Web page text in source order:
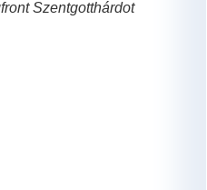
Szentgotthárdot